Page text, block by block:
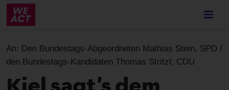
Skip
content
An: Den Bundestags-Abgeordneten Mathias Stein, SPD /
den Bundestags-Kandidaten Thomas Stritzl, CDU
Kiel sagt’s dem